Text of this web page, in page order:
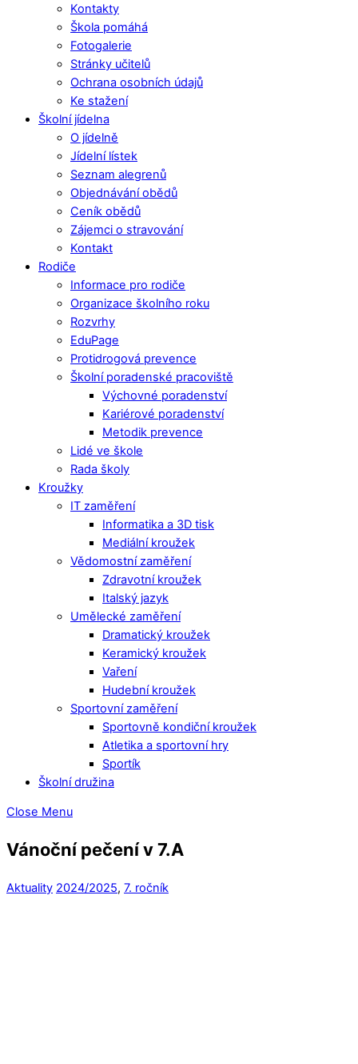
Kontakty
Škola pomáhá
Fotogalerie
Stránky učitelů
Ochrana osobních údajů
Ke stažení
Školní jídelna
O jídelně
Jídelní lístek
Seznam alegrenů
Objednávání obědů
Ceník obědů
Zájemci o stravování
Kontakt
Rodiče
Informace pro rodiče
Organizace školního roku
Rozvrhy
EduPage
Protidrogová prevence
Školní poradenské pracoviště
Výchovné poradenství
Kariérové poradenství
Metodik prevence
Lidé ve škole
Rada školy
Kroužky
IT zaměření
Informatika a 3D tisk
Mediální kroužek
Vědomostní zaměření
Zdravotní kroužek
Italský jazyk
Umělecké zaměření
Dramatický kroužek
Keramický kroužek
Vaření
Hudební kroužek
Sportovní zaměření
Sportovně kondiční kroužek
Atletika a sportovní hry
Sportík
Školní družina
Close Menu
Vánoční pečení v 7.A
Aktuality 2024/2025, 7. ročník